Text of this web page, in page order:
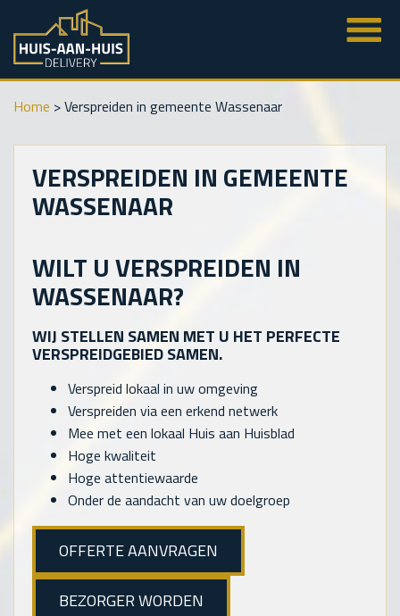
Home >Verspreiden in gemeente Wassenaar
VERSPREIDEN IN GEMEENTE
WASSENAAR
WILT U VERSPREIDEN IN
WASSENAAR?
WIJ STELLEN SAMEN MET U HET PERFECTE
VERSPREIDGEBIED SAMEN.
Verspreid lokaal in uw omgeving
Verspreiden via een erkend netwerk
Mee met een lokaal Huis aan Huisblad
Hoge kwaliteit
Hoge attentiewaarde
Onder de aandacht van uw doelgroep
OFFERTE AANVRAGEN
BEZORGER WORDEN